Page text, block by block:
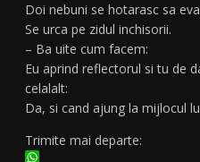
Doi nebuni se hotarasc sa
Se urca pe zidul inchisorii.
– Ba uite cum facem:
Eu aprind reflectorul si tu de
celalalt:
Da, si cand ajung la mijlocul
Trimite mai departe: